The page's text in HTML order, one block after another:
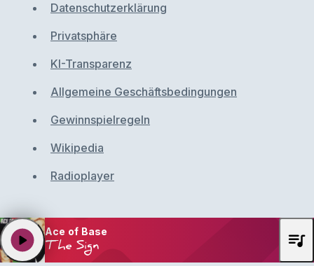
Datenschutzerklärung
Privatsphäre
KI-Transparenz
Allgemeine Geschäftsbedingungen
Gewinnspielregeln
Wikipedia
Radioplayer
Ace of Base
The Sign
play_arrow queue_music